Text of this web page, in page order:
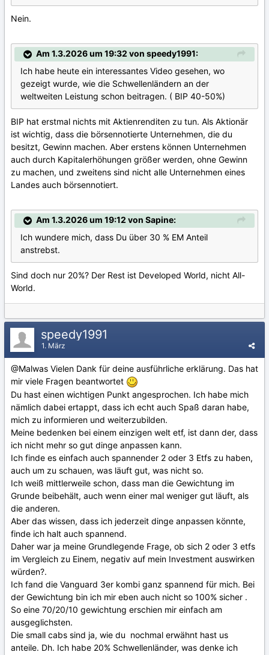
Nein.
Am 1.3.2026 um 19:32 von speedy1991:
Ich habe heute ein interessantes Video gesehen, wo
gezeigt wurde, wie die Schwellenländern an der
weltweiten Leistung schon beitragen. ( BIP 40-50%)
BIP hat erstmal nichts mit Aktienrenditen zu tun. Als Aktionär
ist wichtig, dass die börsennotierte Unternehmen, die du
besitzt, Gewinn machen. Aber erstens können Unternehmen
auch durch Kapitalerhöhungen größer werden, ohne Gewinn
zu machen, und zweitens sind nicht alle Unternehmen eines
Landes auch börsennotiert.
Am 1.3.2026 um 19:12 von Sapine:
Ich wundere mich, dass Du über 30 % EM Anteil
anstrebst.
Sind doch nur 20%? Der Rest ist Developed World, nicht All-
World.
speedy1991
1. März
@Malwas Vielen Dank für deine ausführliche erklärung. Das hat
mir viele Fragen beantwortet
Du hast einen wichtigen Punkt angesprochen. Ich habe mich
nämlich dabei ertappt, dass ich echt auch Spaß daran habe,
mich zu informieren und weiterzubilden.
Meine bedenken bei einem einzigen welt etf, ist dann der, dass
ich nicht mehr so gut dinge anpassen kann.
Ich finde es einfach auch spannender 2 oder 3 Etfs zu haben,
auch um zu schauen, was läuft gut, was nicht so.
Ich weiß mittlerweile schon, dass man die Gewichtung im
Grunde beibehält, auch wenn einer mal weniger gut läuft, als
die anderen.
Aber das wissen, dass ich jederzeit dinge anpassen könnte,
finde ich halt auch spannend.
Daher war ja meine Grundlegende Frage, ob sich 2 oder 3 etfs
im Vergleich zu Einem, negativ auf mein Investment auswirken
würden?.
Ich fand die Vanguard 3er kombi ganz spannend für mich. Bei
der Gewichtung bin ich mir eben auch nicht so 100% sicher .
So eine 70/20/10 gewichtung erschien mir einfach am
ausgeglichsten.
Die small cabs sind ja, wie du nochmal erwähnt hast us
anteile. Dh. Ich habe 20% Schwellenländer, was denke ich